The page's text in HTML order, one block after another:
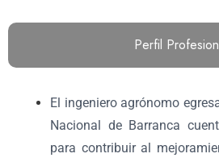
Perfil
El ingeniero agrónomo
Nacional de Barranca
para contribuir al